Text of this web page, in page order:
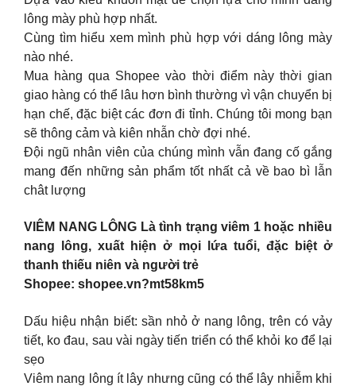
lông mày phù hợp nhất.
Cùng tìm hiểu xem mình phù hợp với dáng lông mày
nào nhé.
Mua hàng qua Shopee vào thời điểm này thời gian
giao hàng có thể lâu hơn bình thường vì vận chuyển bị
hạn chế, đặc biệt các đơn đi tỉnh. Chúng tôi mong bạn
sẽ thông cảm và kiên nhẫn chờ đợi nhé.
Đội ngũ nhân viên của chúng mình vẫn đang cố gắng
mang đến những sản phẩm tốt nhất cả về bao bì lẫn
chât lượng
VIÊM NANG LÔNG Là tình trạng viêm 1 hoặc nhiều
nang lông, xuất hiện ở mọi lứa tuổi, đặc biệt ở
thanh thiếu niên và người trẻ
Shopee: shopee.vn?mt58km5
Dấu hiệu nhận biết: sần nhỏ ở nang lông, trên có vảy
tiết, ko đau, sau vài ngày tiến triển có thể khỏi ko để lại
sẹo
Viêm nang lông ít lây nhưng cũng có thể lây nhiễm khi